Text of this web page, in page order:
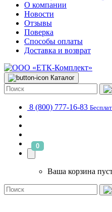
О компании
Новости
Отзывы
Поверка
Способы оплаты
Доставка и возврат
Каталог
8 (800) 777-16-83
0
Ваша корзина